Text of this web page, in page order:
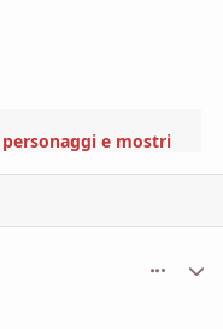
personaggi e mostri